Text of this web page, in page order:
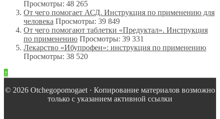
Просмотры: 48 265
От чего помогает АСД. Инструкция по применению для
человека Просмотры: 39 849
От чего помогают таблетки «Предуктал». Инструкция
по применению Просмотры: 39 331
Лекарство «Ибупрофен»: инструкция по применению
Просмотры: 38 520
↑
© 2026 Оtchegopomogaet · Копирование материалов возможно
только с указанием активной ссылки